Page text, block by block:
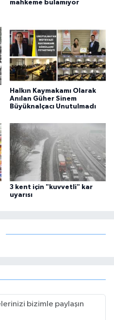
mahkeme bulamıyor
Halkın Kaymakamı Olarak
Anılan Güher Sinem
Büyüknalçacı Unutulmadı
3 kent için "kuvvetli" kar
uyarısı